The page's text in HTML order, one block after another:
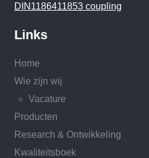
DIN1186411853 coupling
Links
Home
Wie zijn wij
Vacature
Producten
Research & Ontwikkeling
Kwaliteitsboek